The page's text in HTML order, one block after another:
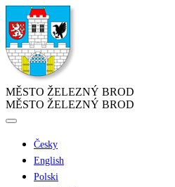
MĚSTO ŽELEZNÝ BROD
MĚSTO ŽELEZNÝ BROD
Česky
English
Polski